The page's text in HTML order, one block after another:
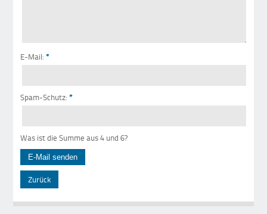
E-Mail: *
Spam-Schutz: *
Was ist die Summe aus 4 und 6?
Zurück